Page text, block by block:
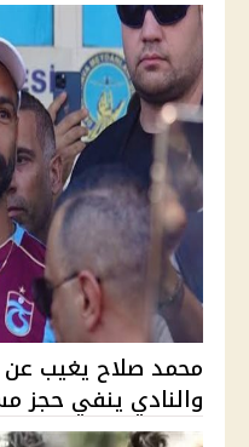
محمد صلاح يغيب عن
والنادي ينفي حجز